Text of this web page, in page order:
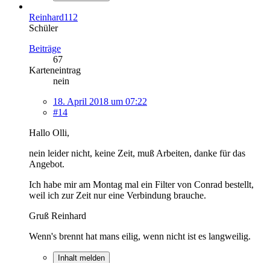
Reinhard112
Schüler
Beiträge
67
Karteneintrag
nein
18. April 2018 um 07:22
#14
Hallo Olli,
nein leider nicht, keine Zeit, muß Arbeiten, danke für das
Angebot.
Ich habe mir am Montag mal ein Filter von Conrad bestellt,
weil ich zur Zeit nur eine Verbindung brauche.
Gruß Reinhard
Wenn's brennt hat mans eilig, wenn nicht ist es langweilig.
Inhalt melden